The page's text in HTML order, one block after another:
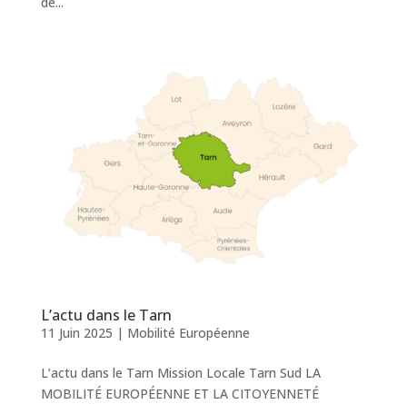
L’actu dans le Tarn
11 Juin 2025 | Mobilité Européenne
L’actu dans le Tarn Mission Locale Tarn Sud LA
MOBILITÉ EUROPÉENNE ET LA CITOYENNETÉ